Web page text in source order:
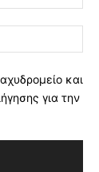
και
για την